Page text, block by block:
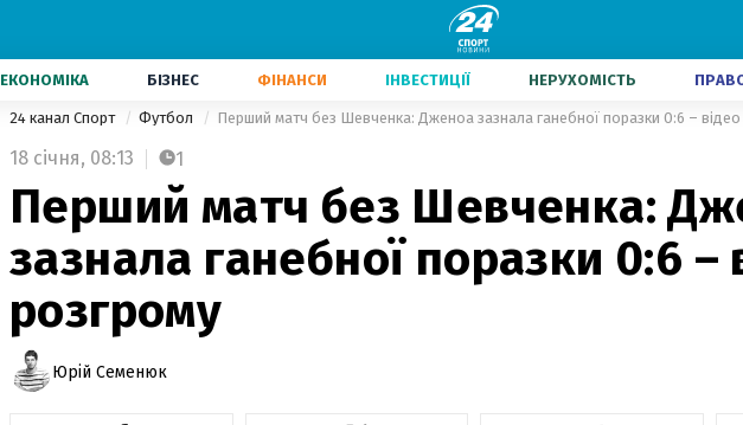
ЕКОНОМІКА БІЗНЕС ФІНАНСИ ІНВЕСТИЦІЇ НЕРУХОМІСТЬ
24 канал Спорт Футбол Перший матч без Шевченка: Дженоа зазнала ганебної поразки 0:6 –
18 січня, 08:13 1
Перший матч без Шевченка:
зазнала ганебної поразки 0:6 –
розгрому
Юрій Семенюк